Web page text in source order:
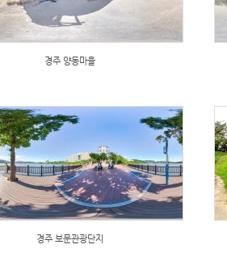
경주 양동마을
경주 보문관광단지